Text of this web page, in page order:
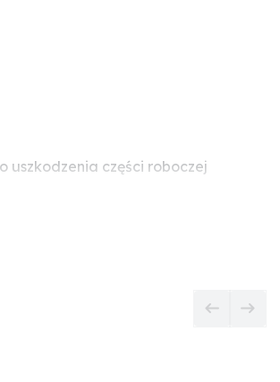
uszkodzenia części roboczej